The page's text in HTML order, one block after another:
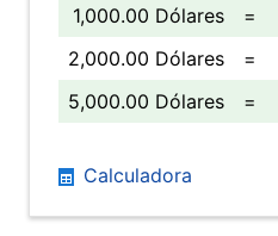
1,000.00 Dólares
=
2,000.00 Dólares
=
5,000.00 Dólares
=
Calculadora